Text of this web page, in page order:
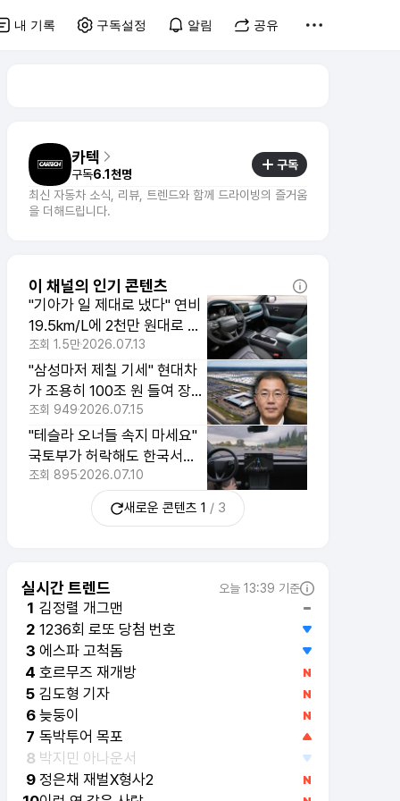
내 기록 구독설정 알림 공유
카텍
구독6.1천명
구독
최신 자동차 소식, 리뷰, 트렌드와 함께 드라이빙의 즐거움
을 더해드립니다.
이 채널의 인기 콘텐츠
"기아가 일 제대로 냈다" 연비
19.5km/L에 2천만 원대로 싼
타페 위협하는 SUV
조회 1.5만2026.07.13
"삼성마저 제칠 기세" 현대차
가 조용히 100조 원 들여 장악
하려는 뜻밖의 사업
조회 949 2026.07.15
"테슬라 오너들 속지 마세요"
국토부가 허락해도 한국서
FSD 안 되는 진짜 이유
조회 895 2026.07.10
새로운 콘텐츠 1 / 3
실시간 트렌드 오늘 13:39 기준
1 김정렬 개그맨
2 1236회 로또 당첨 번호
3 에스파 고척돔
4 호르무즈 재개방
5 김도형 기자
6 늦둥이
7 독박투어 목포
8 박지민 아나운서
9 정은채 재벌X형사2